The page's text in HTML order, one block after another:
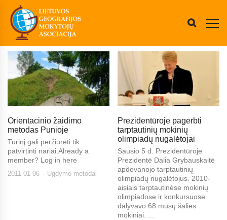
Orientacinio žaidimo
metodas Punioje
Turinį gali peržiūrėti tik
patvirtinti nariai.Already a
member? Log in here
2011-01-06 Ugdymo metodai
Prezidentūroje pagerbti
tarptautinių mokinių
olimpiadų nugalėtojai
Sausio 5 d. Prezidentūroje
Prezidentė Dalia Grybauskaitė
apdovanojo tarptautinių
olimpiadų nugalėtojus. 2010-
aisiais tarptautinėse mokinių
olimpiadose ir konkursuose
dalyvavo 68 mūsų šalies
mokiniai. ...